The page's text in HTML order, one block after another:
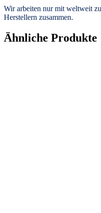
Wir arbeiten nur mit weltweit
Herstellern zusammen.
Ähnliche Produkte